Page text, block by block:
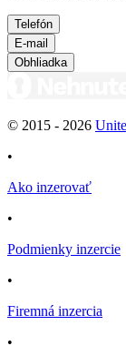
Telefón
E-mail
Obhliadka
© 2015 - 2026
•
Ako inzerovať
•
Podmienky inzercie
•
Firemná inzercia
•